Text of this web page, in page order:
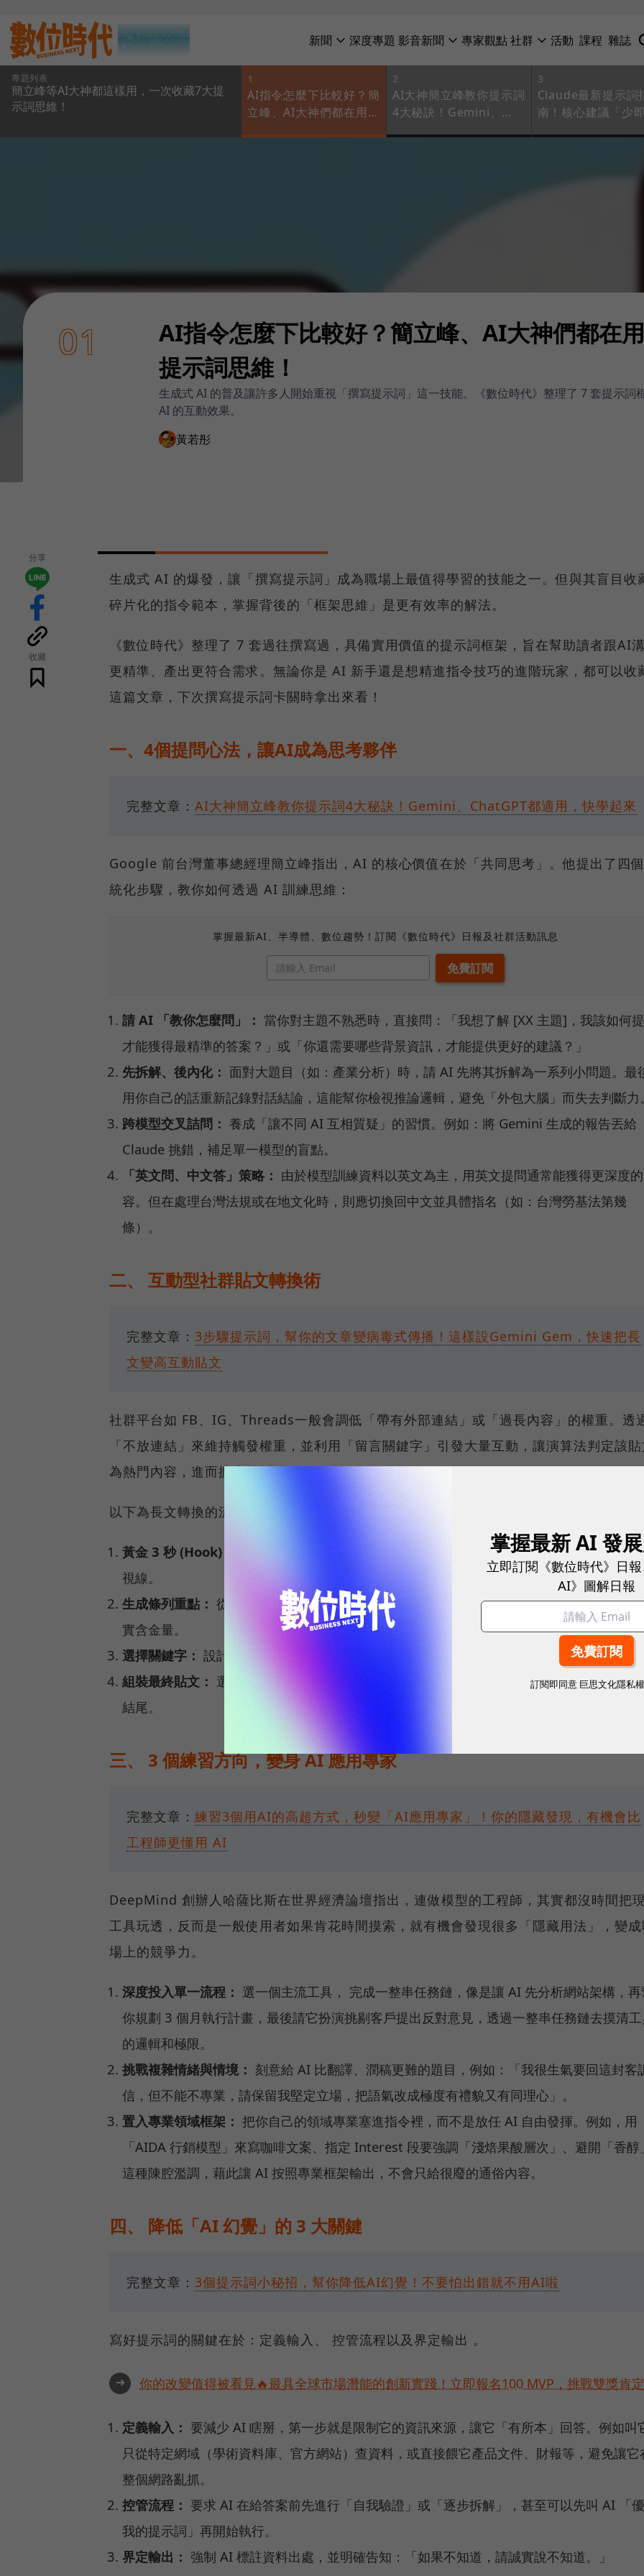
新聞 深度專題 影音新聞 專家觀點社群 活動 課程 雜誌
專題列表
簡立峰等AI大神都這樣用，一次收藏7大提
示詞思維！
1
AI指令怎麼下比較好？簡
立峰、AI大神們都在用：
2
AI大神簡立峰教你提示詞
4大秘訣！Gemini、
3
Claude最新提示詞
南！核心建議「少
01
AI指令怎麼下比較好？簡立峰、AI大神們都在
提示詞思維！
生成式 AI 的普及讓許多人開始重視「撰寫提示詞」這一技能。《數位時代》整理了 7 套提示詞
AI 的互動效果。
黃若彤
分享
收藏
生成式 AI 的爆發，讓「撰寫提示詞」成為職場上最值得學習的技能之一。但與其盲目收
碎片化的指令範本，掌握背後的「框架思維」是更有效率的解法。
《數位時代》整理了 7 套過往撰寫過，具備實用價值的提示詞框架，旨在幫助讀者跟AI
更精準、產出更符合需求。無論你是 AI 新手還是想精進指令技巧的進階玩家，都可以收
這篇文章，下次撰寫提示詞卡關時拿出來看！
一、4個提問心法，讓AI成為思考夥伴
完整文章： AI大神簡立峰教你提示詞4大秘訣！Gemini、ChatGPT都適用，快學起來
Google 前台灣董事總經理簡立峰指出，AI 的核心價值在於「共同思考」。他提出了四
統化步驟，教你如何透過 AI 訓練思維：
掌握最新AI、半導體、數位趨勢！訂閱《數位時代》日報及社群活動訊息
請 AI 「教你怎麼問」： 當你對主題不熟悉時，直接問：「我想了解 [XX 主題]，我該如何
才能獲得最精準的答案？」或「你還需要哪些背景資訊，才能提供更好的建議？」
先拆解、後內化： 面對大題目（如：產業分析）時，請 AI 先將其拆解為一系列小問題。最
用你自己的話重新記錄對話結論，這能幫你檢視推論邏輯，避免「外包大腦」而失去判斷力。
跨模型交叉詰問： 養成「讓不同 AI 互相質疑」的習慣。例如：將 Gemini 生成的報告丟給
Claude 挑錯，補足單一模型的盲點。
「英文問、中文答」策略： 由於模型訓練資料以英文為主，用英文提問通常能獲得更深度
容。但在處理台灣法規或在地文化時，則應切換回中文並具體指名（如：台灣勞基法第幾
條）。
二、 互動型社群貼文轉換術
完整文章： 3步驟提示詞，幫你的文章變病毒式傳播！這樣設Gemini Gem，快速把長
文變高互動貼文
社群平台如 FB、IG、Threads一般會調低「帶有外部連結」或「過長內容」的權重。透
「不放連結」來維持觸發權重，並利用「留言關鍵字」引發大量互動，讓演算法判定該貼
為熱門內容，進而擴大推播。
以下為長文轉換的流程：
黃金 3 秒 (Hook)：
請 AI 生成 5 個 15 字內的爆發力開頭。目的是在滑過動態時強行留住
視線。
生成條列重點： 從原文摘要出 8 個「具體且有執行感」的重點。注意：嚴禁虛擬數據，強
實含金量。
選擇關鍵字： 設計 3–5 個易於輸入、與主題相關的簡短關鍵字（例如：+1、想看、領取）。
組裝最終貼文： 選定最合適的組合，並加入「按讚＋留言關鍵字，我私訊你完整指南」的
結尾。
三、 3 個練習方向，變身 AI 應用專家
完整文章： 練習3個用AI的高超方式，秒變「AI應用專家」！你的隱藏發現，有機會比
工程師更懂用 AI
DeepMind 創辦人哈薩比斯在世界經濟論壇指出，連做模型的工程師，其實都沒時間把
工具玩透，反而是一般使用者如果肯花時間摸索，就有機會發現很多「隱藏用法」，變成
場上的競爭力。
深度投入單一流程： 選一個主流工具， 完成一整串任務鏈，像是讓 AI 先分析網站架構，再
你規劃 3 個月執行計畫，最後請它扮演挑剔客戶提出反對意見，透過一整串任務鏈去摸清
的邏輯和極限。
挑戰複雜情緒與情境： 刻意給 AI 比翻譯、潤稿更難的題目，例如：「我很生氣要回這封客
信，但不能不專業，請保留我堅定立場，把語氣改成極度有禮貌又有同理心」。
置入專業領域框架： 把你自己的領域專業塞進指令裡，而不是放任 AI 自由發揮。例如，用
「AIDA 行銷模型」來寫咖啡文案、指定 Interest 段要強調「淺焙果酸層次」、避開「香醇」
這種陳腔濫調，藉此讓 AI 按照專業框架輸出，不會只給很廢的通俗內容。
四、 降低「AI 幻覺」的 3 大關鍵
完整文章： 3個提示詞小秘招，幫你降低AI幻覺！不要怕出錯就不用AI啦
寫好提示詞的關鍵在於：定義輸入、 控管流程以及界定輸出 。
➜ 你的改變值得被看見🔥最具全球市場潛能的創新實踐！立即報名100 MVP，挑戰雙獎肯定
定義輸入： 要減少 AI 瞎掰，第一步就是限制它的資訊來源，讓它「有所本」回答。例如叫
只從特定網域（學術資料庫、官方網站）查資料，或直接餵它產品文件、財報等，避免讓它
整個網路亂抓。
控管流程： 要求 AI 在給答案前先進行「自我驗證」或「逐步拆解」，甚至可以先叫 AI 「
我的提示詞」再開始執行。
界定輸出： 強制 AI 標註資料出處，並明確告知：「如果不知道，請誠實說不知道。」
掌握最新 AI 發展
立即訂閱《數位時代》日
AI》圖解日報
訂閱即同意 巨思文化隱私